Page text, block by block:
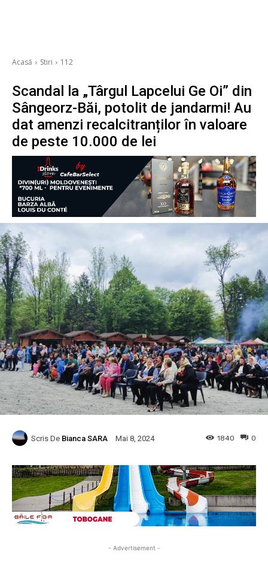
Acasă Stiri 112
Scandal la „Târgul Lapcelui Ge Oi” din
Sângeorz-Băi, potolit de jandarmi! Au
dat amenzi recalcitranților în valoare
de peste 10.000 de lei
Scris De Bianca SARA Mai 8, 2024 0
1840
- Advertisement -